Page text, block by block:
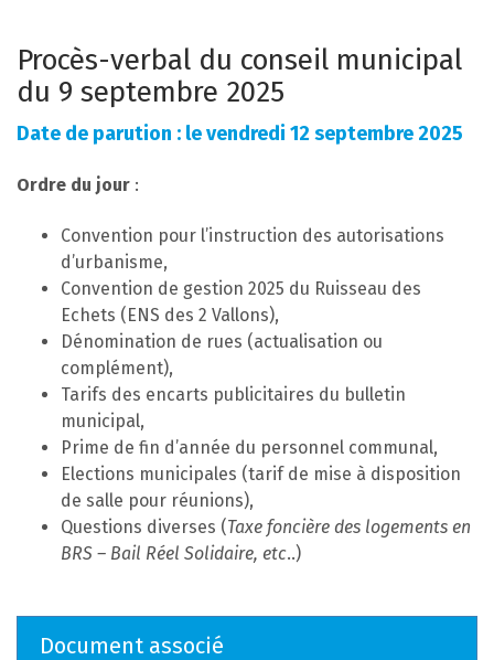
Procès-verbal du conseil municipal
du 9 septembre 2025
Date de parution : le vendredi 12 septembre 2025
Ordre du jour :
Convention pour l’instruction des autorisations
d’urbanisme,
Convention de gestion 2025 du Ruisseau des
Echets (ENS des 2 Vallons),
Dénomination de rues (actualisation ou
complément),
Tarifs des encarts publicitaires du bulletin
municipal,
Prime de fin d’année du personnel communal,
Elections municipales (tarif de mise à disposition
de salle pour réunions),
Questions diverses (Taxe foncière des logements en
BRS – Bail Réel Solidaire, etc..)
Document associé